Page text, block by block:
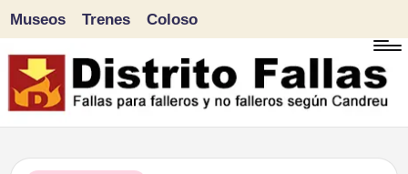
Saltar
al
Museos Trenes Coloso